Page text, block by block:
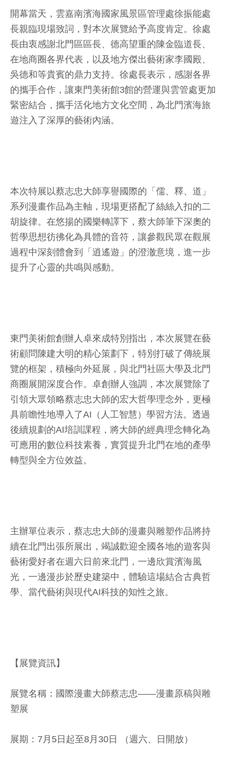
開幕當天，雲嘉南濱海國家風景區管理處徐振能處
長親臨現場致詞，對本次展覽給予高度肯定。徐處
長由衷感謝北門區區長、德高望重的陳金臨道長、
在地商圈各界代表，以及地方傑出藝術家李國殿、
吳德和等貴賓的鼎力支持。徐處長表示，感謝各界
的攜手合作，讓東門美術館3館的營運與雲管處更加
緊密結合，攜手活化地方文化空間，為北門濱海旅
遊注入了深厚的藝術內涵。
本次特展以蔡志忠大師享譽國際的「儒、釋、道」
系列漫畫作品為主軸，現場更搭配了絲絲入扣的二
胡旋律。在悠揚的國樂轉譯下，蔡大師筆下深奧的
哲學思想彷彿化為具體的音符，讓參觀民眾在觀展
過程中深刻體會到「逍遙遊」的澄澈意境，進一步
提升了心靈的共鳴與感動。
東門美術館創辦人卓來成特別指出，本次展覽在藝
術顧問陳建大明的精心策劃下，特別打破了傳統展
覽的框架，積極向外延展，與北門社區大學及北門
商圈展開深度合作。卓創辦人強調，本次展覽除了
引領大眾領略蔡志忠大師的宏大哲學理念外，更極
具前瞻性地導入了AI（人工智慧）學習方法。透過
後續規劃的AI培訓課程，將大師的經典理念轉化為
可應用的數位科技素養，實質提升北門在地的產學
轉型與全方位效益。
主辦單位表示，蔡志忠大師的漫畫與雕塑作品將持
續在北門出張所展出，竭誠歡迎全國各地的遊客與
藝術愛好者在週六日前來北門，一邊欣賞濱海風
光，一邊漫步於歷史建築中，體驗這場結合古典哲
學、當代藝術與現代AI科技的知性之旅。
【展覽資訊】
展覽名稱：國際漫畫大師蔡志忠——漫畫原稿與雕
塑展
展期：7月5日起至8月30日 （週六、日開放）